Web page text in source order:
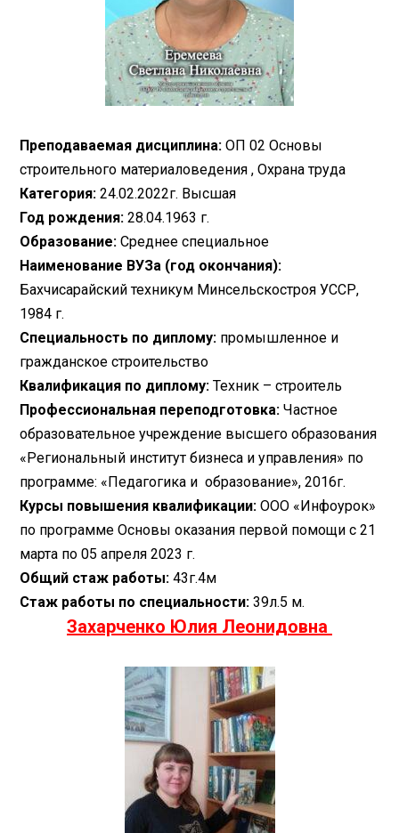
Преподаваемая дисциплина: ОП 02 Основы
строительного материаловедения , Охрана труда
Категория: 24.02.2022г. Высшая
Год рождения: 28.04.1963 г.
Образование: Среднее специальное
Наименование ВУЗа (год окончания):
Бахчисарайский техникум Минсельскостроя УССР,
1984 г.
Специальность по диплому: промышленное и
гражданское строительство
Квалификация по диплому: Техник – строитель
Профессиональная переподготовка:Частное
образовательное учреждение высшего образования
«Региональный институт бизнеса и управления» по
программе: «Педагогика и образование», 2016г.
Курсы повышения квалификации: ООО «Инфоурок»
по программе Основы оказания первой помощи с 21
марта по 05 апреля 2023 г.
Общий стаж работы: 43г.4м
Стаж работы по специальности: 39л.5 м.
Захарченко Юлия Леонидовна ​